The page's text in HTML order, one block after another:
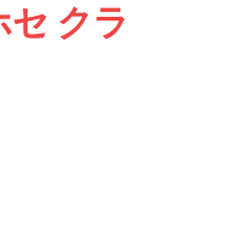
セ クラ